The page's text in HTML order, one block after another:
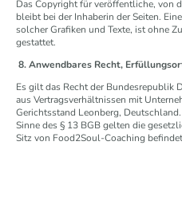
Das Copyright für veröffentliche, von
bleibt bei der Inhaberin der Seiten.
solcher Grafiken und Texte, ist ohne
gestattet.
8. Anwendbares Recht,
Es gilt das Recht der Bundesrepublik
aus Vertragsverhältnissen mit
Gerichtsstand Leonberg,
Sinne des § 13 BGB gelten die
Sitz von Food2Soul-Coaching